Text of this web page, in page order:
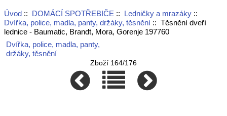
Úvod:: DOMÁCÍ SPOTŘEBIČE :: Ledničky a mrazáky::
Dvířka, police, madla, panty, držáky, těsnění:: Těsnění dveří
lednice - Baumatic, Brandt, Mora, Gorenje 197760
Dvířka, police, madla, panty,
držáky, těsnění
Zboží 164/176